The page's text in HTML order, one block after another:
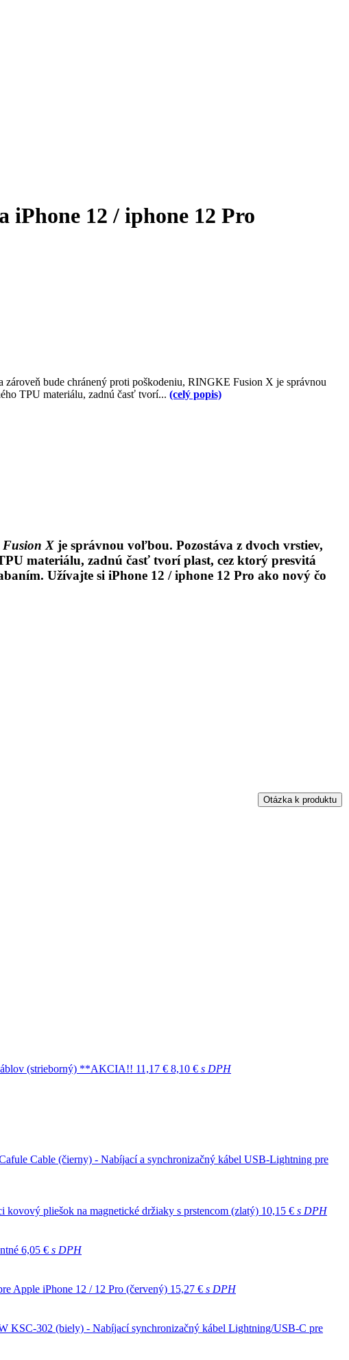
12 / iphone 12 Pro
bude chránený proti poškodeniu, RINGKE Fusion X je správnou
TPU materiálu, zadnú časť tvorí... (celý popis)
X je správnou voľbou. Pozostáva z dvoch vrstiev,
materiálu, zadnú časť tvorí plast, cez ktorý presvitá
Užívajte si iPhone 12 / iphone 12 Pro ako nový čo
Otázka k produktu
(strieborný) **AKCIA!! 11,17 € 8,10 € s DPH
Cable (čierny) - Nabíjací a synchronizačný kábel USB-Lightning pre
kovový pliešok na magnetické držiaky s prstencom (zlatý) 10,15 € s DPH
6,05 € s DPH
Apple iPhone 12 / 12 Pro (červený) 15,27 € s DPH
KSC-302 (biely) - Nabíjací synchronizačný kábel Lightning/USB-C pre